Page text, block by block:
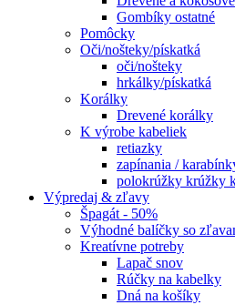
Gombíky ostatné
Pomôcky
Oči/nošteky/pískatká
oči/nošteky
hrkálky/pískatká
Korálky
Drevené korálky
K výrobe kabeliek
retiazky
zapínania /
polokrúžky krúžky
Výpredaj & zľavy
Špagát - 50%
Výhodné balíčky so
Kreatívne potreby
Lapač snov
Rúčky na kabelky
Dná na košíky